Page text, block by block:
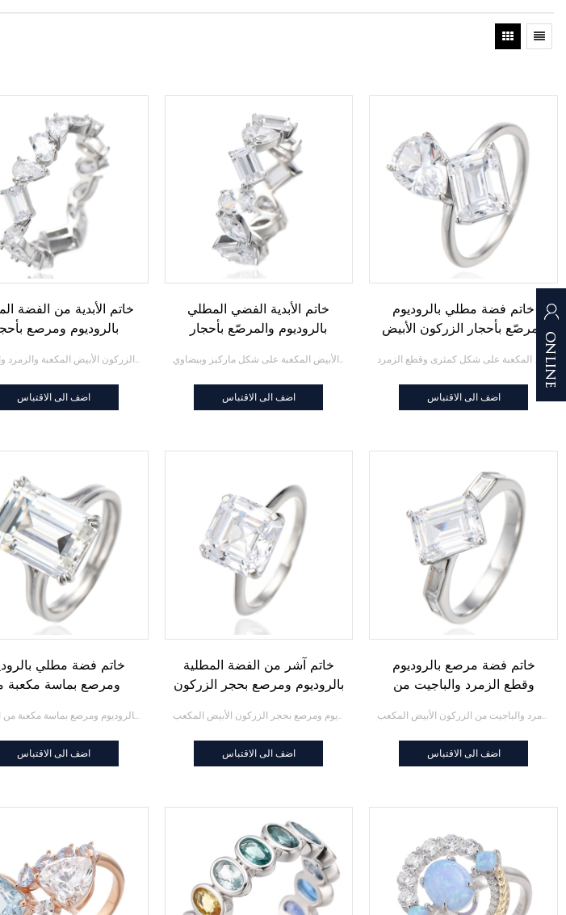
خاتم الأبدية من الفضة
بالروديوم ومرصع
والماركيز
خاتم الأبدية من الفضة المطلية بالروديوم ومرصع بأحجار الزركون الأبيض المكعبة والزمرد والماركيز
اضف الى الاقتباس
خاتم الأبدية الفضي المطلي
بالروديوم والمرصّع بأحجار
شكل ماركيز وبيضاوي
خاتم الأبدية الفضي المطلي بالروديوم والمرصّع بأحجار الزركون الأبيض المكعبة على شكل ماركيز وبيضاوي
اضف الى الاقتباس
خاتم فضة مطلي بالروديوم
ومرصّع بأحجار الزركون الأبيض
المكعبة على شكل كمثرى وقطع
الزمرد
خاتم فضة مطلي بالروديوم ومرصّع بأحجار الزركون الأبيض المكعبة على شكل كمثرى وقطع الزمرد
اضف الى الاقتباس
خاتم فضة مطلي
ومرصع بماسة مكعبة
925
خاتم فضة مطلي بالروديوم ومرصع بماسة مكعبة من الزركون G ومقطع زمرد عيار 925
اضف الى الاقتباس
خاتم آشر من الفضة المطلية
بالروديوم ومرصع بحجر الزركون
خاتم آشر من الفضة المطلية بالروديوم ومرصع بحجر الزركون الأبيض المكعب
اضف الى الاقتباس
خاتم فضة مرصع بالروديوم
وقطع الزمرد والباجيت من
خاتم فضة مرصع بالروديوم وقطع الزمرد والباجيت من الزركون الأبيض المكعب
اضف الى الاقتباس